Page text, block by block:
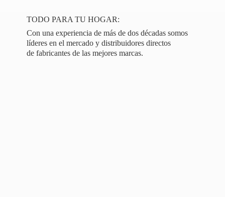
TODO PARA TU HOGAR:
Con una experiencia de más de dos décadas somos
líderes en el mercado y distribuidores directos
de fabricantes de las mejores marcas.